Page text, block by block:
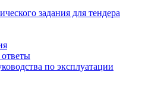
задания для тендера
по эксплуатации